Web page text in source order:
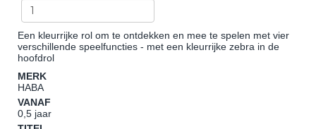
Een kleurrijke rol om te ontdekken en mee te spelen met vier
verschillende speelfuncties - met een kleurrijke zebra in de
hoofdrol
MERK
HABA
VANAF
0,5 jaar